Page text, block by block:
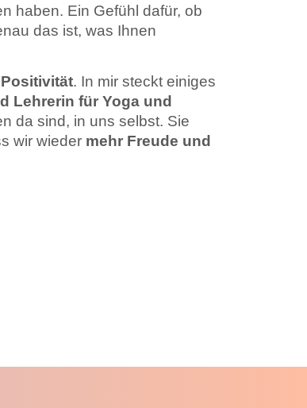
haben. Ein Gefühl dafür, ob
das ist, was Ihnen
Positivität. In mir steckt einiges
Lehrerin für Yoga und
da sind, in uns selbst. Sie
wir wieder mehr Freude und